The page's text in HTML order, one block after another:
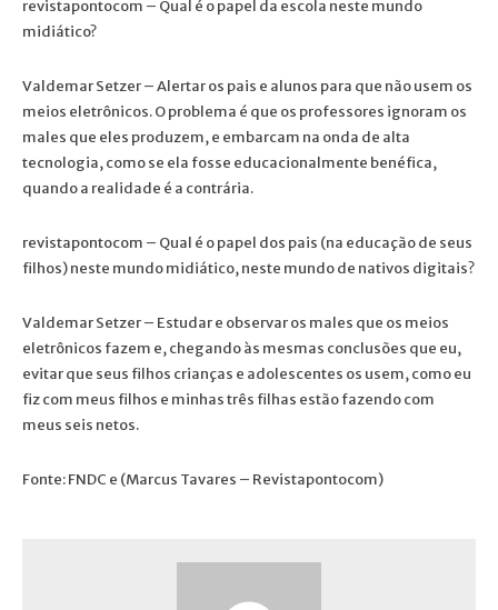
revistapontocom – Qual é o papel da escola neste mundo
midiático?
Valdemar Setzer – Alertar os pais e alunos para que não usem os
meios eletrônicos. O problema é que os professores ignoram os
males que eles produzem, e embarcam na onda de alta
tecnologia, como se ela fosse educacionalmente benéfica,
quando a realidade é a contrária.
revistapontocom – Qual é o papel dos pais (na educação de seus
filhos) neste mundo midiático, neste mundo de nativos digitais?
Valdemar Setzer – Estudar e observar os males que os meios
eletrônicos fazem e, chegando às mesmas conclusões que eu,
evitar que seus filhos crianças e adolescentes os usem, como eu
fiz com meus filhos e minhas três filhas estão fazendo com
meus seis netos.
Fonte: FNDC e (Marcus Tavares – Revistapontocom)